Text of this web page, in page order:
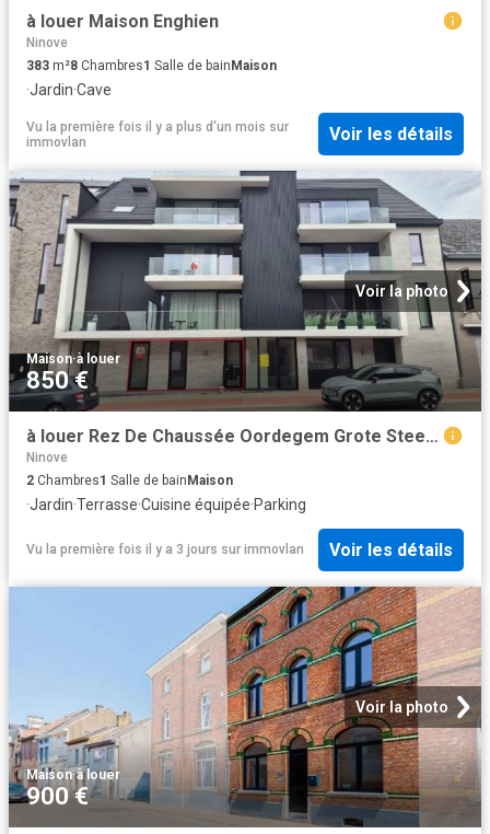
à louer Maison Enghien
Ninove
383 m²8 Chambres1 Salle de bainMaison
·Jardin·Cave
Vu la première fois il y a plus d'un mois sur
immovlan
Voir les détails
Voir la photo
Maison·à louer
850 €
à louer Rez De Chaussée Oordegem Grote Steenweg
Ninove
2 Chambres1 Salle de bain Maison
·Jardin·Terrasse·Cuisine équipée·Parking
Vu la première fois il y a 3 jours sur immovlan Voir les détails
Voir la photo
Maison·à louer
900 €